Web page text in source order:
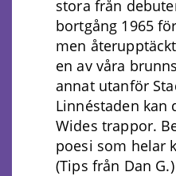
stora från
bortgång 1965
men
en av våra
annat utanför
Linnéstaden kan
Wides trappor.
poesi som helar
(Tips från Dan G.)